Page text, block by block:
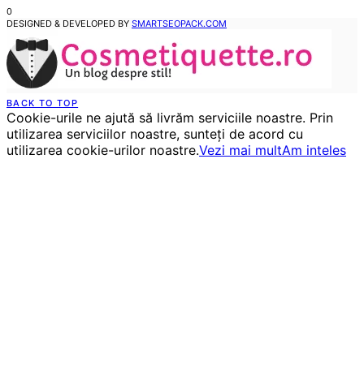
0
DESIGNED & DEVELOPED BY SMARTSEOPACK.COM
BACK TO TOP
Cookie-urile ne ajută să livrăm serviciile noastre. Prin
utilizarea serviciilor noastre, sunteți de acord cu
utilizarea cookie-urilor noastre.Vezi mai multAm inteles